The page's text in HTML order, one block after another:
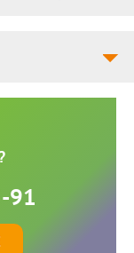
91